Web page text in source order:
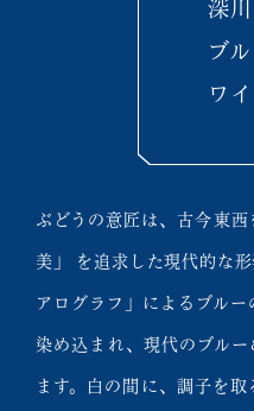
深
ブ
ワ
ぶどうの意匠は、古今東
美」 を追求した現代的な
アログラフ」によるブル
染め込まれ、現代のブル
ます。白の間に、調子を